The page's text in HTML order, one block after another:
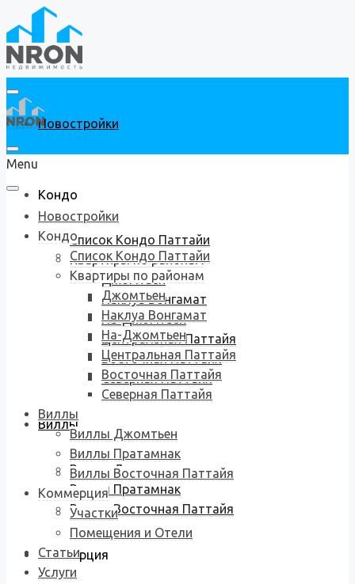
Новостройки
Кондо
Список Кондо Паттайи
Квартиры по районам
Джомтьен
Наклуа Вонгамат
На-Джомтьен
Центральная Паттайя
Восточная Паттайя
Северная Паттайя
Виллы
Виллы Джомтьен
Виллы Пратамнак
Виллы Восточная Паттайя
Коммерция
Menu
Новостройки
Кондо
Список Кондо Паттайи
Квартиры по районам
Джомтьен
Наклуа Вонгамат
На-Джомтьен
Центральная Паттайя
Восточная Паттайя
Северная Паттайя
Виллы
Виллы Джомтьен
Виллы Пратамнак
Виллы Восточная Паттайя
Коммерция
Участки
Помещения и Отели
Статьи
Услуги